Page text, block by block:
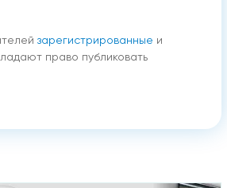
зарегистрированные и
право публиковать